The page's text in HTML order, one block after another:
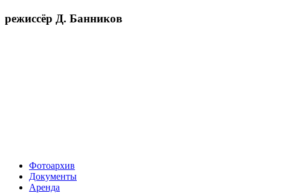
режиссёр Д. Банников
Фотоархив
Документы
Аренда